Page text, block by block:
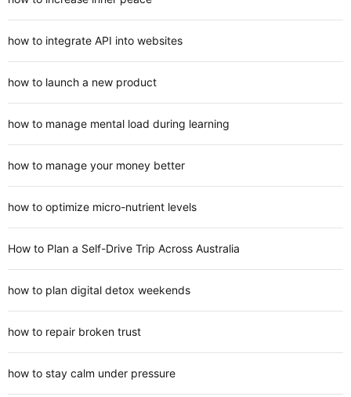
how to integrate API into websites
how to launch a new product
how to manage mental load during learning
how to manage your money better
how to optimize micro-nutrient levels
How to Plan a Self-Drive Trip Across Australia
how to plan digital detox weekends
how to repair broken trust
how to stay calm under pressure